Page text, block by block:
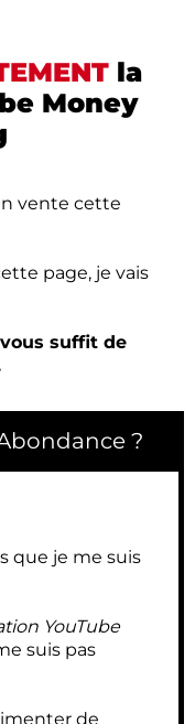
la
Money
vente cette
page, je vais
suffit de
?
que je me suis
YouTube
suis pas
de